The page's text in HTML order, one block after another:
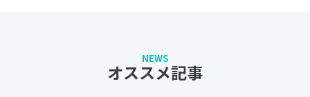
NEWS
オススメ記事